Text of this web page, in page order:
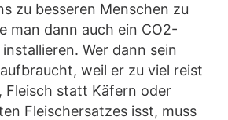
zu besseren Menschen zu
man dann auch ein CO2-
Wer dann sein
weil er zu viel reist
Fleisch statt Käfern oder
Fleischersatzes isst, muss